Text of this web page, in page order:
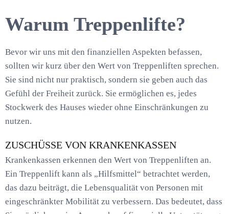
Warum Treppenlifte?
Bevor wir uns mit den finanziellen Aspekten befassen,
sollten wir kurz über den Wert von Treppenliften sprechen.
Sie sind nicht nur praktisch, sondern sie geben auch das
Gefühl der Freiheit zurück. Sie ermöglichen es, jedes
Stockwerk des Hauses wieder ohne Einschränkungen zu
nutzen.
ZUSCHÜSSE VON KRANKENKASSEN
Krankenkassen erkennen den Wert von Treppenliften an.
Ein Treppenlift kann als „Hilfsmittel“ betrachtet werden,
das dazu beiträgt, die Lebensqualität von Personen mit
eingeschränkter Mobilität zu verbessern. Das bedeutet, dass